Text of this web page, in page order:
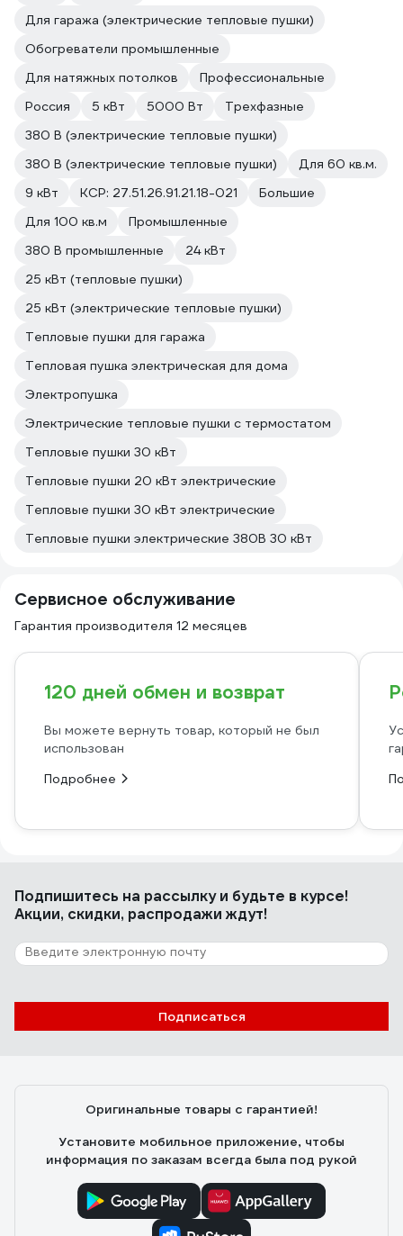
Для гаража (электрические тепловые пушки)
Обогреватели промышленные
Для натяжных потолков
Профессиональные
Россия
5 кВт 5000 Вт
Трехфазные
380 В (электрические тепловые пушки)
380 В (электрические тепловые пушки)
Для 60 кв.м.
9 кВт
КСР: 27.51.26.91.21.18-021
Большие
Для 100 кв.м
Промышленные
380 В промышленные
24 кВт
25 кВт (тепловые пушки)
25 кВт (электрические тепловые пушки)
Тепловые пушки для гаража
Тепловая пушка электрическая для дома
Электропушка
Электрические тепловые пушки с термостатом
Тепловые пушки 30 кВт
Тепловые пушки 20 кВт электрические
Тепловые пушки 30 кВт электрические
Тепловые пушки электрические 380В 30 кВт
Сервисное обслуживание
Гарантия производителя 12 месяцев
120 дней обмен и возврат
Вы можете вернуть товар, который не был
использован
Подробнее
Подпишитесь на рассылкуи будьте в курсе!
Акции, скидки, распродажи ждут!
Подписаться
Оригинальные товары с гарантией!
Установите мобильное приложение, чтобы
информация по заказам всегда была под рукой